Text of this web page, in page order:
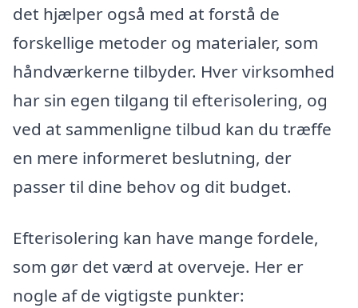
det hjælper også med at forstå de
forskellige metoder og materialer, som
håndværkerne tilbyder. Hver virksomhed
har sin egen tilgang til efterisolering, og
ved at sammenligne tilbud kan du træffe
en mere informeret beslutning, der
passer til dine behov og dit budget.
Efterisolering kan have mange fordele,
som gør det værd at overveje. Her er
nogle af de vigtigste punkter: